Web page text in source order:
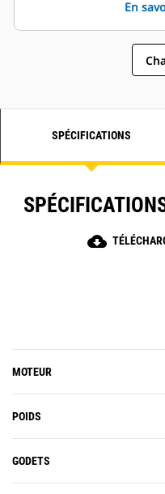
En
SPÉCIFICATIONS
cloud_download
MOTEUR
POIDS
GODETS